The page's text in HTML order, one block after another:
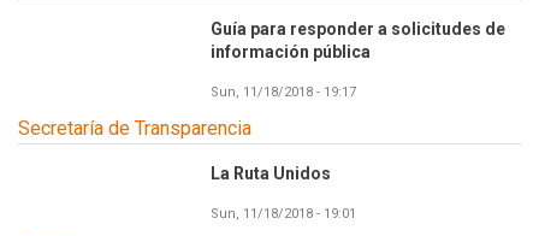
Guía para responder a solicitudes de
información pública
Sun, 11/18/2018 - 19:17
Secretaría de Transparencia
La Ruta Unidos
Sun, 11/18/2018 - 19:01